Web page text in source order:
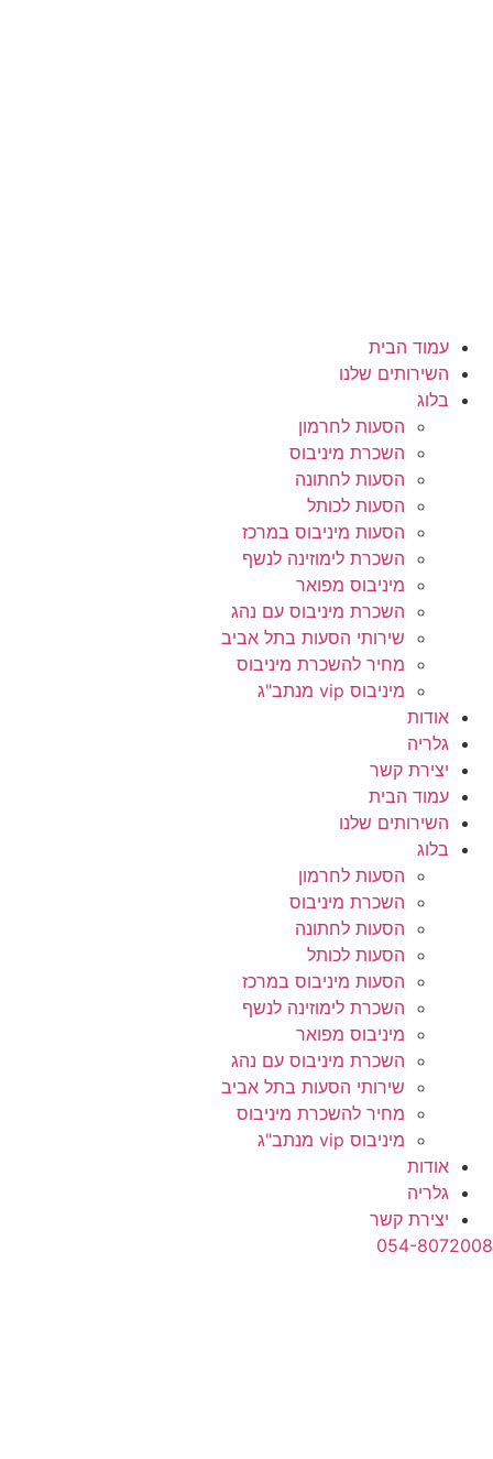
עמוד הבית
השירותים שלנו
בלוג
הסעות לחרמון
השכרת מיניבוס
הסעות לחתונה
הסעות לכותל
הסעות מיניבוס במרכז
השכרת לימוזינה לנשף
מיניבוס מפואר
השכרת מיניבוס עם נהג
שירותי הסעות בתל אביב
מחיר להשכרת מיניבוס
מיניבוס vip מנתב"ג
אודות
גלריה
יצירת קשר
עמוד הבית
השירותים שלנו
בלוג
הסעות לחרמון
השכרת מיניבוס
הסעות לחתונה
הסעות לכותל
הסעות מיניבוס במרכז
השכרת לימוזינה לנשף
מיניבוס מפואר
השכרת מיניבוס עם נהג
שירותי הסעות בתל אביב
מחיר להשכרת מיניבוס
מיניבוס vip מנתב"ג
אודות
גלריה
יצירת קשר
054-8072008